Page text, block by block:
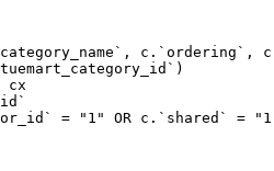
l.`category_name`,
= "1" OR c.`shared` =